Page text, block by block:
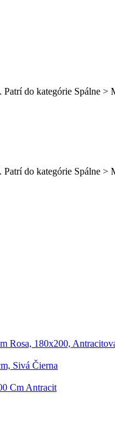
do kategórie Spálne >
do kategórie Spálne
Rosa, 180x200,
Sivá Čierna
Cm Antracit